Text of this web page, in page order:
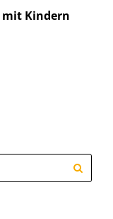
Kindern